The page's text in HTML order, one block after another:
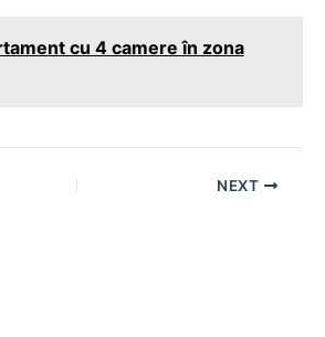
cu 4 camere în zona
NEXT